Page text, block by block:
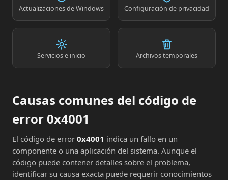
Actualizaciones de Windows Configuración de privacidad
Servicios e inicio Archivos temporales
Causas comunes del código de
error 0x4001
El código de error 0x4001 indica un fallo en un
componente o una aplicación del sistema. Aunque el
código puede contener detalles sobre el problema,
identificar su causa exacta puede requerir conocimientos